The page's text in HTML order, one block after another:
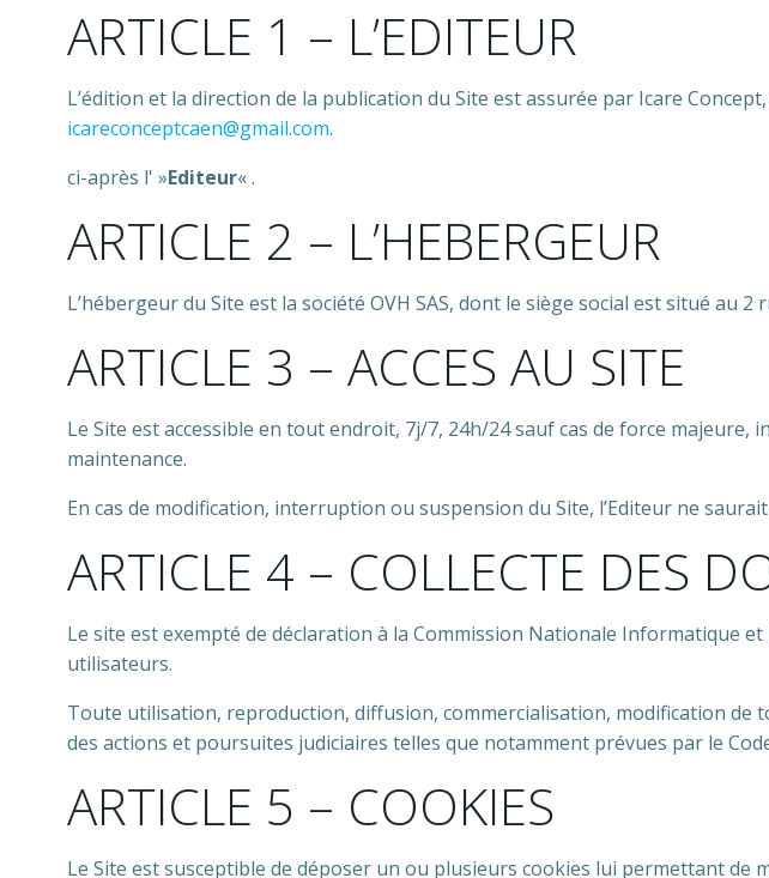
ARTICLE 1 – L’EDITEUR
L’édition et la direction de la publication du Site est assurée par Icare
icareconceptcaen@gmail.com.
ci-après l' »Editeur« .
ARTICLE 2 – L’HEBERGEUR
L’hébergeur du Site est la société OVH SAS, dont le siège social est situé au
ARTICLE 3 – ACCES AU SITE
Le Site est accessible en tout endroit, 7j/7, 24h/24 sauf cas de force
maintenance.
En cas de modification, interruption ou suspension du Site, l’Editeur ne
ARTICLE 4 – COLLECTE DES
Le site est exempté de déclaration à la Commission Nationale Informatique
utilisateurs.
Toute utilisation, reproduction, diffusion, commercialisation, modification
des actions et poursuites judiciaires telles que notamment prévues par le
ARTICLE 5 – COOKIES
Le Site est susceptible de déposer un ou plusieurs cookies lui permettant de